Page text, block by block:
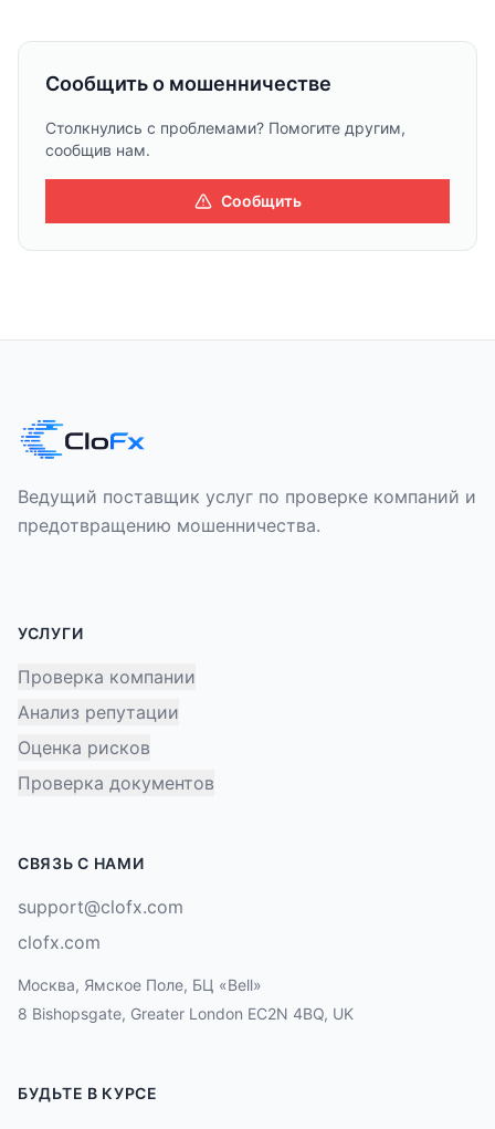
Сообщить о мошенничестве
Столкнулись с проблемами? Помогите другим,
сообщив нам.
Сообщить
Ведущий поставщик услуг по проверке компаний и
предотвращению мошенничества.
УСЛУГИ
Проверка компании
Анализ репутации
Оценка рисков
Проверка документов
СВЯЗЬ С НАМИ
support@clofx.com
clofx.com
Москва, Ямское Поле, БЦ «Bell»
8 Bishopsgate, Greater London EC2N 4BQ, UK
БУДЬТЕ В КУРСЕ